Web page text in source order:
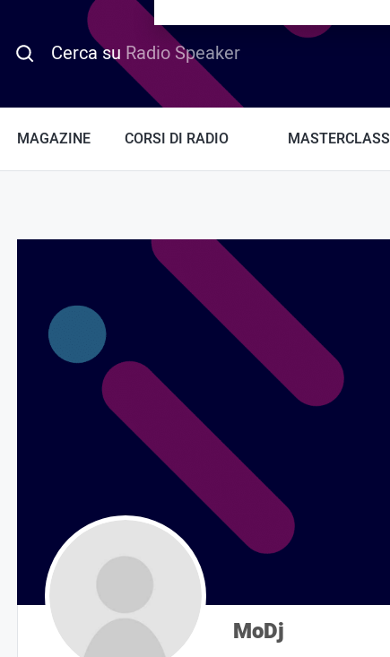
Cerca su Radio Speaker
MAGAZINE CORSI DI RADIO MASTERCLASS
MoDj